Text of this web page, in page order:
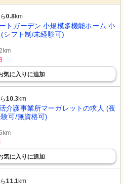
0.8km
トガーデン 小規模多機能ホーム 小
シフト制/未経験可)
気に入り に追加
10.3km
介護事業所マーガレットの求人 (夜
可/無資格可)
気に入り に追加
11.1km